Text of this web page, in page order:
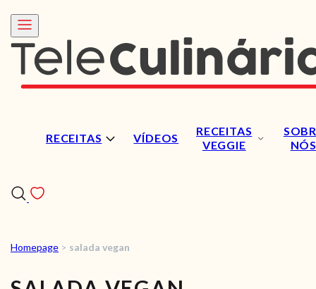
RECEITAS VÍDEOS
RECEITAS
VEGGIE
NÓS
VÍDEOS
Homepage > salada vegan